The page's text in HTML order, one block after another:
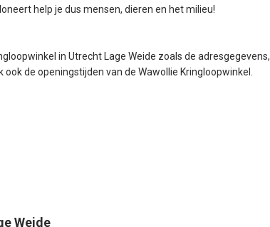
help je dus mensen, dieren en het milieu!
in Utrecht Lage Weide zoals de adresgegevens,
de openingstijden van de Wawollie Kringloopwinkel.
Weide